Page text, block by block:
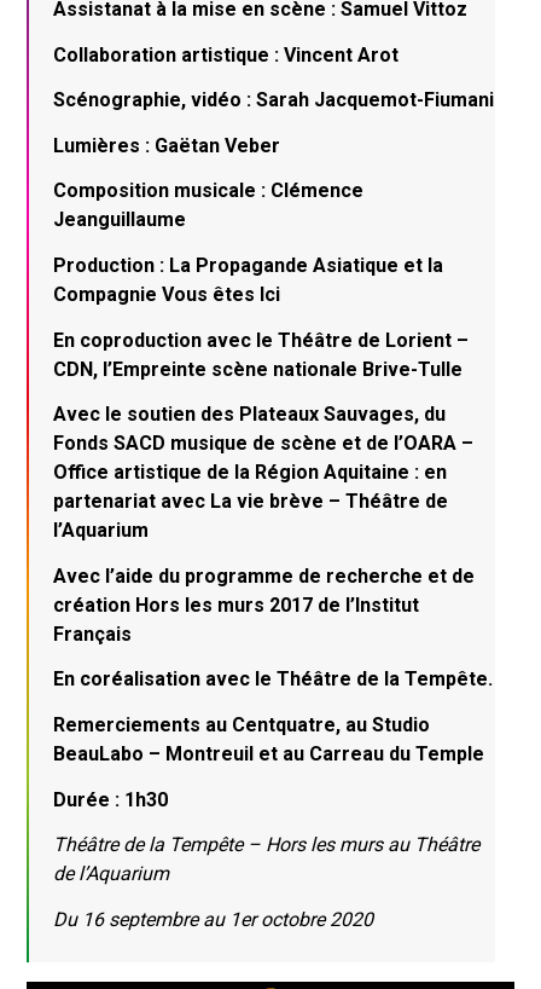
Assistanat à la mise en scène : Samuel Vittoz
Collaboration artistique : Vincent Arot
Scénographie, vidéo : Sarah Jacquemot-Fiumani
Lumières : Gaëtan Veber
Composition musicale : Clémence
Jeanguillaume
Production : La Propagande Asiatique et la
Compagnie Vous êtes Ici
En coproduction avec le Théâtre de Lorient –
CDN, l’Empreinte scène nationale Brive-Tulle
Avec le soutien des Plateaux Sauvages, du
Fonds SACD musique de scène et de l’OARA –
Office artistique de la Région Aquitaine : en
partenariat avec La vie brève – Théâtre de
l’Aquarium
Avec l’aide du programme de recherche et de
création Hors les murs 2017 de l’Institut
Français
En coréalisation avec le Théâtre de la Tempête.
Remerciements au Centquatre, au Studio
BeauLabo – Montreuil et au Carreau du Temple
Durée : 1h30
Théâtre de la Tempête – Hors les murs au Théâtre
de l’Aquarium
Du 16 septembre au 1er octobre 2020